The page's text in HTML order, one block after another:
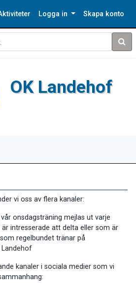
Logga in Skapa konto
Sök
OK Landehof
vi oss av flera kanaler:
onsdagsträning mejlas ut varje
intresserade att delta eller som är
regelbundet tränar på
kanaler i sociala medier som vi